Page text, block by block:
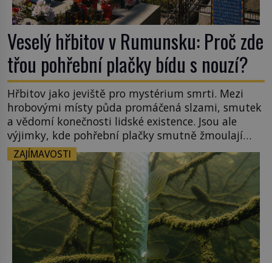
Veselý hřbitov v Rumunsku: Proč zde
třou pohřební plačky bídu s nouzí?
Hřbitov jako jeviště pro mystérium smrti. Mezi
hrobovými místy půda promáčená slzami, smutek
a vědomí konečnosti lidské existence. Jsou ale
výjimky, kde pohřební plačky smutně žmoulají
kapesníky nikoli při smutečním obřadu, ale při
pohledu na výši vyměřené podpory
v nezaměstnanosti. Kam vás pozveme? Unikátní
hřbitov, který si vysloužil název „Veselý“, najdeme
v rumunské vesnici Sapanta, nedaleko hranic […]
ZAJÍMAVOSTI